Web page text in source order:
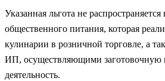
Указанная льгота не
общественного питания, которая
кулинарии в розничной торговле, а
ИП, осуществляющими
деятельность.